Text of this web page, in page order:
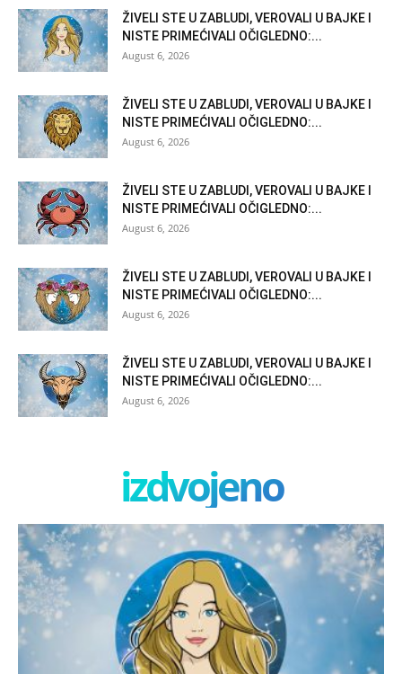
ŽIVELI STE U ZABLUDI, VEROVALI U BAJKE I
NISTE PRIMEĆIVALI OČIGLEDNO:...
August 6, 2026
ŽIVELI STE U ZABLUDI, VEROVALI U BAJKE I
NISTE PRIMEĆIVALI OČIGLEDNO:...
August 6, 2026
ŽIVELI STE U ZABLUDI, VEROVALI U BAJKE I
NISTE PRIMEĆIVALI OČIGLEDNO:...
August 6, 2026
ŽIVELI STE U ZABLUDI, VEROVALI U BAJKE I
NISTE PRIMEĆIVALI OČIGLEDNO:...
August 6, 2026
ŽIVELI STE U ZABLUDI, VEROVALI U BAJKE I
NISTE PRIMEĆIVALI OČIGLEDNO:...
August 6, 2026
izdvojeno